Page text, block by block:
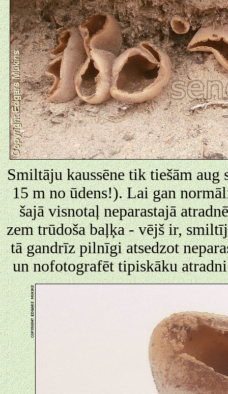
Smiltāju kaussēne tik tiešām
15 m no ūdens!). Lai gan
šajā visnotaļ neparastajā
zem trūdoša baļķa - vējš ir,
tā gandrīz pilnīgi atsedzot
un nofotografēt tipiskāku